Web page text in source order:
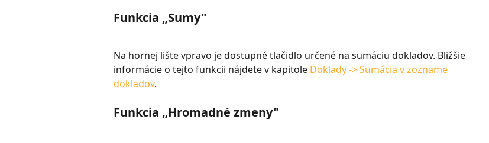
Funkcia „Sumy"
Na hornej lište vpravo je dostupné tlačidlo určené na sumáciu dokladov. Bližšie
informácie o tejto funkcii nájdete v kapitole Doklady -> Sumácia v zozname
dokladov.
Funkcia „Hromadné zmeny"